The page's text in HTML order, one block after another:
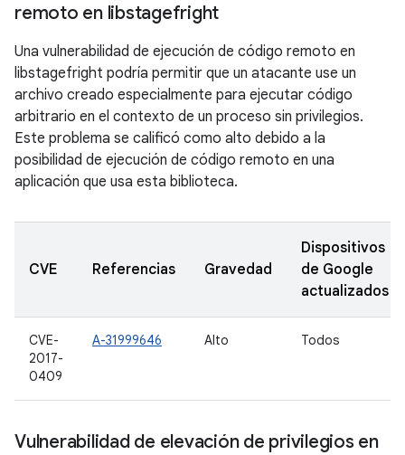
remoto en libstagefright
Una vulnerabilidad de ejecución de código remoto en
libstagefright podría permitir que un atacante use un
archivo creado especialmente para ejecutar código
arbitrario en el contexto de un proceso sin privilegios.
Este problema se calificó como alto debido a la
posibilidad de ejecución de código remoto en una
aplicación que usa esta biblioteca.
CVE Referencias Gravedad
Dispositivos
de Google
actualizados
CVE-
2017-
0409
A-31999646 Alto Todos
Vulnerabilidad de elevación de privilegios en